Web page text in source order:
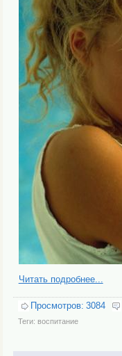
Читать подробнее...
Просмотров: 3084
Теги: воспитание